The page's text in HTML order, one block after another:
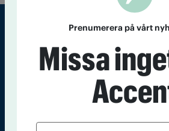
Sveriges största tidning om
Tidningen Accent, A4, Bondegatan
accent@iogt.se
barbro@a4.se.
Prenumerera på vårt
Missa